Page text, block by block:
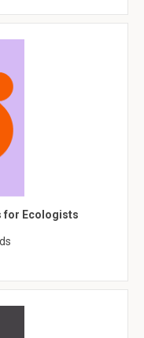
for Ecologists